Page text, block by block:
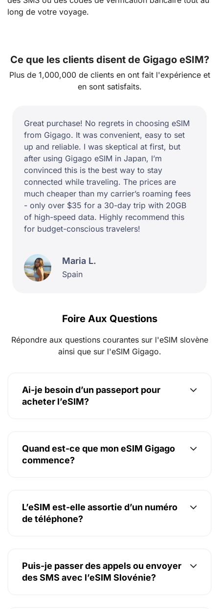
long de votre voyage.
Ce que les clients disent de Gigago eSIM?
Plus de 1,000,000 de clients en ont fait l'expérience et
en sont satisfaits.
Great purchase! No regrets in choosing eSIM
from Gigago. It was convenient, easy to set
up and reliable. I was skeptical at first, but
after using Gigago eSIM in Japan, I’m
convinced this is the best way to stay
connected while traveling. The prices are
much cheaper than my carrier’s roaming fees
- only over $35 for a 30-day trip with 20GB
of high-speed data. Highly recommend this
for budget-conscious travelers!
Maria L.
Spain
Foire Aux Questions
Répondre aux questions courantes sur l'eSIM slovène
ainsi que sur l'eSIM Gigago.
Ai-je besoin d’un passeport pour
acheter l’eSIM?
Quand est-ce que mon eSIM Gigago
commence?
L’eSIM est-elle assortie d’un numéro
de téléphone?
Puis-je passer des appels ou envoyer
des SMS avec l’eSIM Slovénie?